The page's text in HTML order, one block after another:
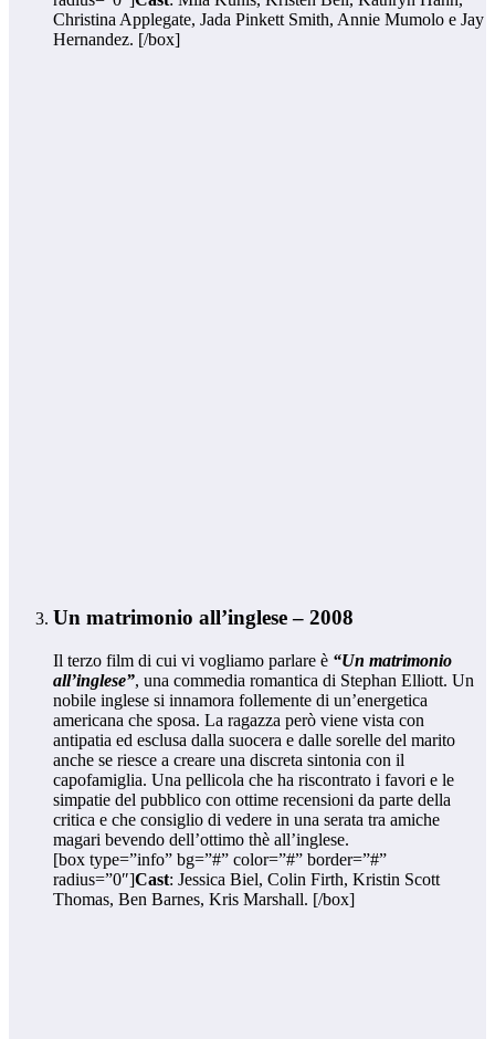
Christina Applegate, Jada Pinkett Smith, Annie Mumolo e Jay
Hernandez. [/box]
Un matrimonio all’inglese – 2008
Il terzo film di cui vi vogliamo parlare è “Un matrimonio
all’inglese”, una commedia romantica di Stephan Elliott. Un
nobile inglese si innamora follemente di un’energetica
americana che sposa. La ragazza però viene vista con
antipatia ed esclusa dalla suocera e dalle sorelle del marito
anche se riesce a creare una discreta sintonia con il
capofamiglia. Una pellicola che ha riscontrato i favori e le
simpatie del pubblico con ottime recensioni da parte della
critica e che consiglio di vedere in una serata tra amiche
magari bevendo dell’ottimo thè all’inglese.
[box type=”info” bg=”#” color=”#” border=”#”
radius=”0″]Cast: Jessica Biel, Colin Firth, Kristin Scott
Thomas, Ben Barnes, Kris Marshall. [/box]